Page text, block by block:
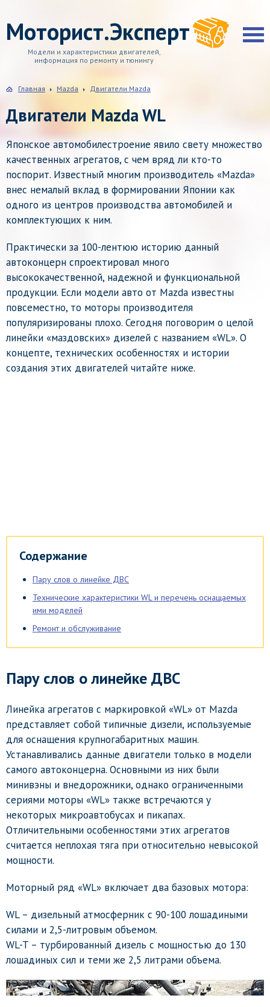
Моторист.Эксперт
Модели и характеристики двигателей,
информация по ремонту и тюнингу
Главная Mazda Двигатели Mazda
Двигатели Mazda WL
Японское автомобилестроение явило свету множество
качественных агрегатов, с чем вряд ли кто-то
поспорит. Известный многим производитель «Mazda»
внес немалый вклад в формировании Японии как
одного из центров производства автомобилей и
комплектующих к ним.
Практически за 100-лентюю историю данный
автоконцерн спроектировал много
высококачественной, надежной и функциональной
продукции. Если модели авто от Mazda известны
повсеместно, то моторы производителя
популяризированы плохо. Сегодня поговорим о целой
линейки «маздовских» дизелей c названием «WL». О
концепте, технических особенностях и истории
создания этих двигателей читайте ниже.
Содержание
Пару слов о линейке ДВС
Технические характеристики WL и перечень оснащаемых
ими моделей
Ремонт и обслуживание
Пару слов о линейке ДВС
Линейка агрегатов с маркировкой «WL» от Mazda
представляет собой типичные дизели, используемые
для оснащения крупногабаритных машин.
Устанавливались данные двигатели только в модели
самого автоконцерна. Основными из них были
минивэны и внедорожники, однако ограниченными
сериями моторы «WL» также встречаются у
некоторых микроавтобусах и пикапах.
Отличительными особенностями этих агрегатов
считается неплохая тяга при относительно невысокой
мощности.
Моторный ряд «WL» включает два базовых мотора:
WL – дизельный атмосферник с 90-100 лошадиными
силами и 2,5-литровым объемом.
WL-T – турбированный дизель с мощностью до 130
лошадиных сил и теми же 2,5 литрами объема.